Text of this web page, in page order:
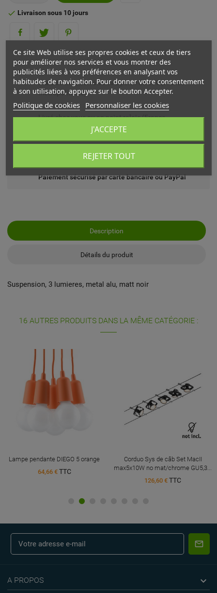
 Livraison sous 10 jours
Frais de livraison offerts à partir de 69€ (France
métropolitaine)
Livré chez vous ou en point relais (France
Echange ou remboursement possible sous 14 jours
Paiement sécurisé par carte bancaire ou PayPal
Description
Détails du produit
Suspension, 3 lumieres, metal alu, matt noir
16 AUTRES PRODUITS DANS LA MÊME CATÉGORIE :
Lampe pendante DIEGO 5 orange
64,66 € TTC
Corduo Sys de câb Set MacII
max5x10W no mat/chrome GU5,3...
126,60 € TTC
A PROPOS 
Ce site Web utilise ses propres cookies et ceux de tiers
pour améliorer nos services et vous montrer des
publicités liées à vos préférences en analysant vos
habitudes de navigation. Pour donner votre consentement
à son utilisation, appuyez sur le bouton Accepter.
Politique de cookies Personnaliser les cookies
REJETER TOUT
J'ACCEPTE